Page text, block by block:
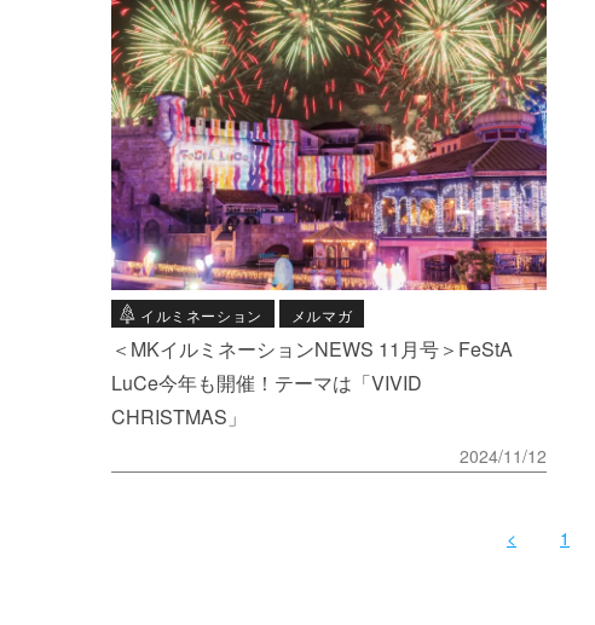
イルミネーション メルマガ
＜MKイルミネーションNEWS 11月号＞FeStA
LuCe今年も開催！テーマは「VIVID
CHRISTMAS」
2024/11/12
< 1